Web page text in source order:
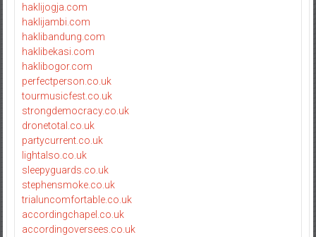
haklijogja.com
haklijambi.com
haklibandung.com
haklibekasi.com
haklibogor.com
perfectperson.co.uk
tourmusicfest.co.uk
strongdemocracy.co.uk
dronetotal.co.uk
partycurrent.co.uk
lightalso.co.uk
sleepyguards.co.uk
stephensmoke.co.uk
trialuncomfortable.co.uk
accordingchapel.co.uk
accordingoversees.co.uk